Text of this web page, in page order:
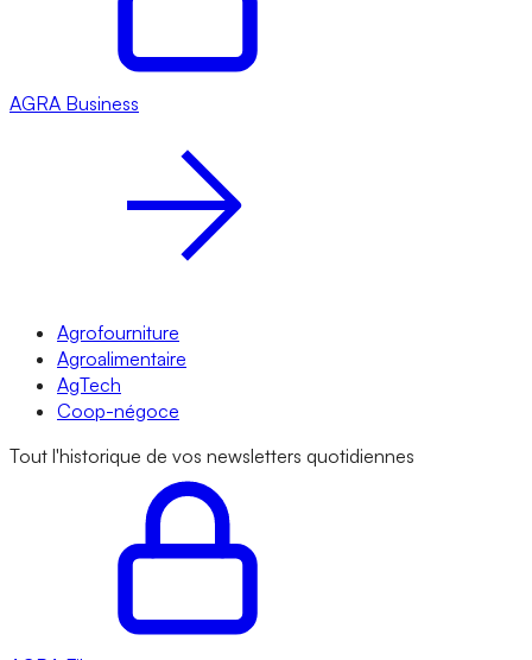
AGRA Business
Agrofourniture
Agroalimentaire
AgTech
Coop-négoce
Tout l'historique de vos newsletters quotidiennes